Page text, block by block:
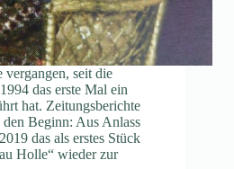
vergangen, seit die
das erste Mal ein
hat. Zeitungsberichte
Beginn: Aus Anlass
das als erstes Stück
Holle“ wieder zur